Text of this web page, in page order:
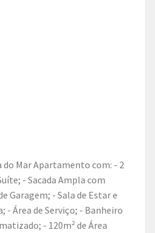
- Sacada Ampla com
Garagem; - Sala de Estar e
- Área de Serviço; - Banheiro
- 120m² de Área